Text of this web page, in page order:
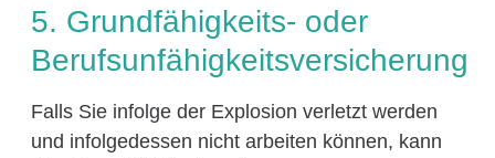
5. Grundfähigkeits- oder
Berufsunfähigkeitsversicherung
Falls Sie infolge der Explosion verletzt werden
und infolgedessen nicht arbeiten können, kann